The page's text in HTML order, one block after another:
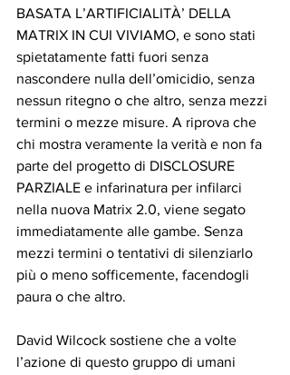
BASATA L’ARTIFICIALITÀ’ DELLA
MATRIX IN CUI VIVIAMO, e sono stati
spietatamente fatti fuori senza
nascondere nulla dell’omicidio, senza
nessun ritegno o che altro, senza mezzi
termini o mezze misure. A riprova che
chi mostra veramente la verità e non fa
parte del progetto di DISCLOSURE
PARZIALE e infarinatura per infilarci
nella nuova Matrix 2.0, viene segato
immediatamente alle gambe. Senza
mezzi termini o tentativi di silenziarlo
più o meno sofficemente, facendogli
paura o che altro.
David Wilcock sostiene che a volte
l’azione di questo gruppo di umani